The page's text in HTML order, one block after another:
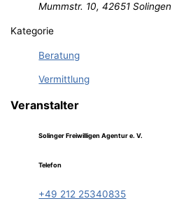
Mummstr. 10, 42651 Solingen
Kategorie
Beratung
Vermittlung
Veranstalter
Solinger Freiwilligen Agentur e. V.
Telefon
+49 212 25340835